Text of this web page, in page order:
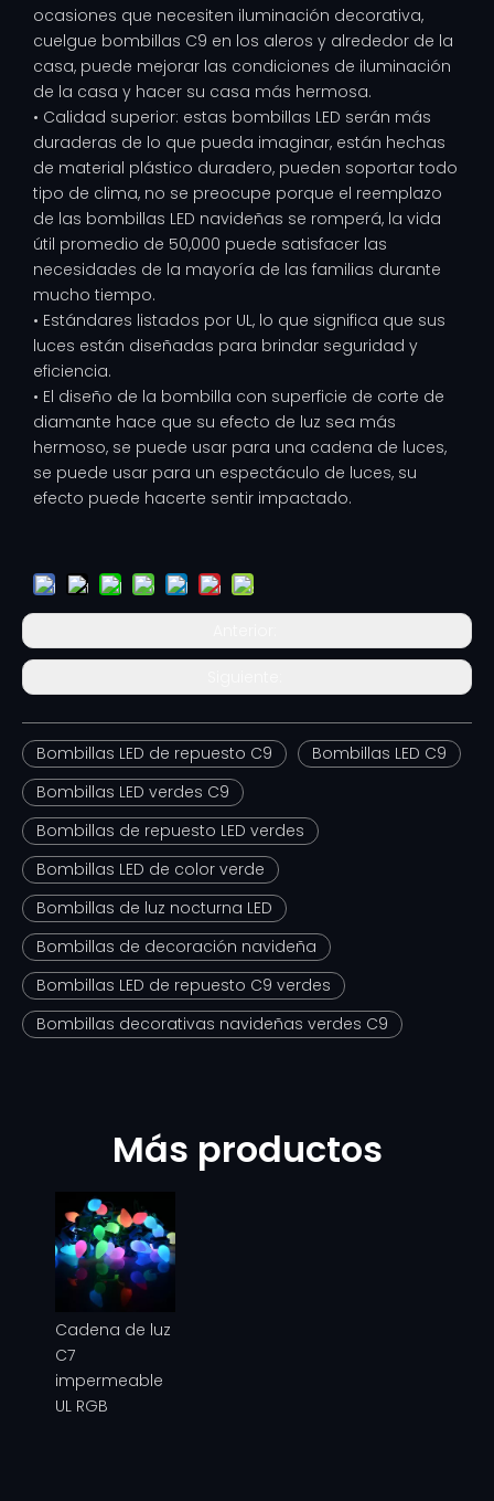
ocasiones que necesiten iluminación decorativa,
cuelgue bombillas C9 en los aleros y alrededor de la
casa, puede mejorar las condiciones de iluminación
de la casa y hacer su casa más hermosa.
• Calidad superior: estas bombillas LED serán más
duraderas de lo que pueda imaginar, están hechas
de material plástico duradero, pueden soportar todo
tipo de clima, no se preocupe porque el reemplazo
de las bombillas LED navideñas se romperá, la vida
útil promedio de 50,000 puede satisfacer las
necesidades de la mayoría de las familias durante
mucho tiempo.
• Estándares listados por UL, lo que significa que sus
luces están diseñadas para brindar seguridad y
eficiencia.
• El diseño de la bombilla con superficie de corte de
diamante hace que su efecto de luz sea más
hermoso, se puede usar para una cadena de luces,
se puede usar para un espectáculo de luces, su
efecto puede hacerte sentir impactado.
Bombillas LED de repuesto C9
Bombillas LED C9
Bombillas LED verdes C9
Bombillas de repuesto LED verdes
Bombillas LED de color verde
Bombillas de luz nocturna LED
Bombillas de decoración navideña
Bombillas LED de repuesto C9 verdes
Bombillas decorativas navideñas verdes C9
Más productos
Cadena de luz
C7
impermeable
UL RGB